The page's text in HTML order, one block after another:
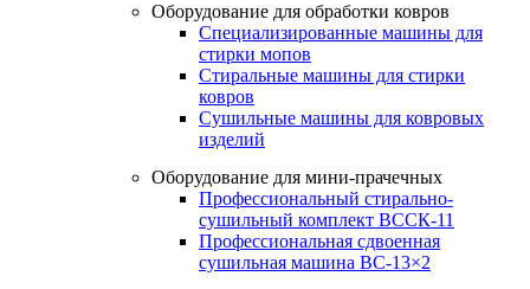
Оборудование для обработки ковров
Специализированные машины для
стирки мопов
Стиральные машины для стирки
ковров
Сушильные машины для ковровых
изделий
Оборудование для мини-прачечных
Профессиональный стирально-
сушильный комплект ВССК-11
Профессиональная сдвоенная
сушильная машина ВС-13×2